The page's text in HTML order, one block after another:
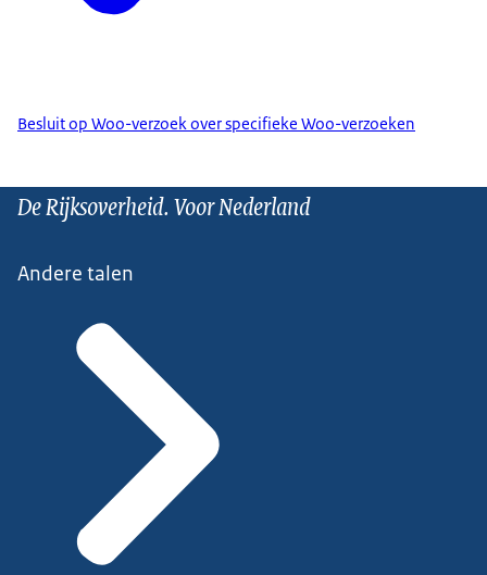
Besluit op Woo-verzoek over specifieke Woo-verzoeken
De Rijksoverheid. Voor Nederland
Andere talen